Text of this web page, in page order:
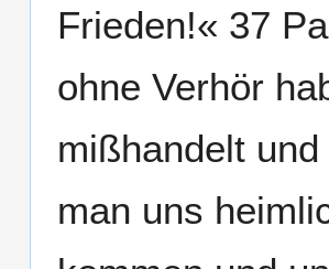
Frieden!« 37
ohne Verhör
mißhandelt
man uns